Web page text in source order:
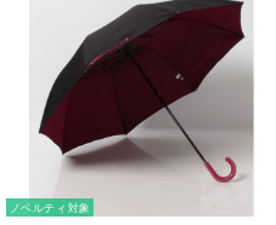
ノベルティ対象